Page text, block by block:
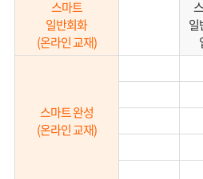
스마트
일반회화
(온라인 교재)
일
스마트 완성
(온라인 교재)